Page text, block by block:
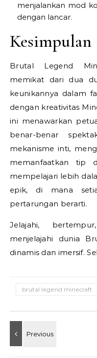
menjalankan mod
dengan lancar.
Kesimpulan
Brutal Legend
memikat dari dua
keunikannya dalam
dengan kreativitas
ini menawarkan
benar-benar
mekanisme inti,
memanfaatkan tip
mempelajari lebih
epik, di mana
pertarungan berarti.
Jelajahi,
menjelajahi dunia
dinamis dan imersif.
brutal legend minecraft